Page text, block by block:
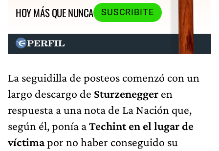
HOY MÁS QUE NUNCA
SUSCRIBITE
La seguidilla de posteos comenzó con un
largo descargo de Sturzenegger en
respuesta a una nota de La Nación que,
según él, ponía aTechint en el lugar de
víctimapor no haber conseguido su